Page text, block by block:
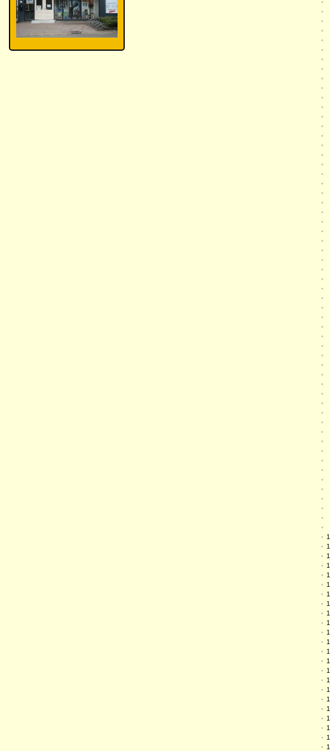
•
•
•
•
•
•
•
•
•
•
•
•
•
•
•
•
•
•
•
•
•
•
•
•
•
•
•
•
•
•
•
•
•
•
•
•
•
•
•
•
•
•
•
•
•
•
•
•
•
•
•
•
•
•
•
•
•
•
•
•
•
•
•
•
•
•
•
•
•
•
•
•
•
•
•
•
•
•
•